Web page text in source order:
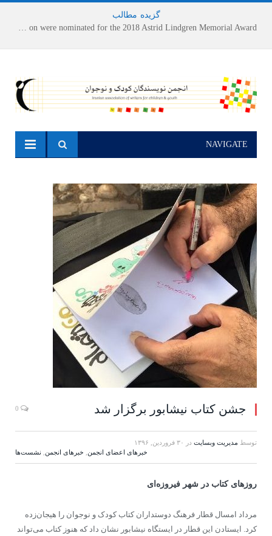
گزیده مطالب
NAVIGATE
جشن کتاب نیشابور برگزار شد
توسط مدیریت وبسایت در
۳۰ فروردین, ۱۳۹۶
خبرهای اعضای انجمن
خبرهای انجمن نشست‌ها
روزهای کتاب در شهر فیروزه‌ای
مرداد امسال قطار فرهنگ دوستداران کتاب کودک و نوجوان را هیجان‌زده
کرد. ایستادن این قطار در ایستگاه نیشابور نشان داد که هنوز کتاب می‌تواند